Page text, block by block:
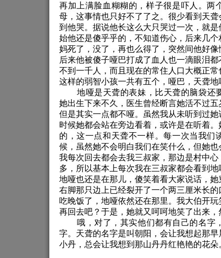
再加上满脸血糊糊的，样子很是吓人。两
母，这事情也只好不了了之。很少看到天
到他哭。据说他长这么大只哭过一次，就
始他还是傻乎乎的，不知道伤心，后来几
妈死了，没了，再也么得了，突然间他好
后来他被傻子哑巴打成了血人也一滴眼泪
不到一千人，而且现在的常住人口大概正
这样的弱智小孩一共有五个，哑巴，天聋
地哑是天聋的表妹，比天聋的脑袋还
她出生下来不久，医生曾经断言她活不过
但是其实一点都不哑。虽然我从未听到过
时候她都会站在旁边看着，或许是在听着
的，这一点和天聋不一样。每一次当我们
候，虽然她不会明白我们在笑什么，但她
我每次回去都会去我三叔家，那边是村中
多，所以基本上每次我在三叔家都会看到
地哑也还是在那儿，傻笑着看大家说话，
右脚那只边上已经裂开了一个两三厘米长
吃晚饭了，地哑依然还在那里。我大伯开
再回去吧？于是，她就又呵呵地笑了出来
哦，对了，其实他们都有自己的名字
字。天聋的名字是叫朝阳，会让我想起那
小丹，总会让我想到那山丹丹红艳艳的花朵